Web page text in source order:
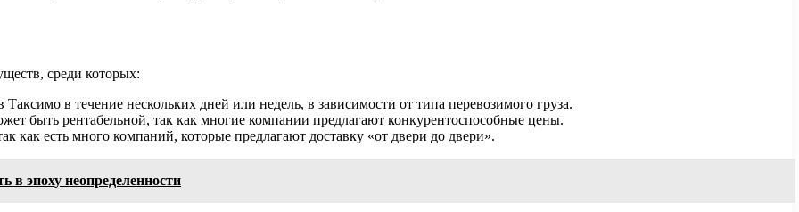
среди которых:
в течение нескольких дней или недель, в зависимости от типа перевозимого груза.
быть рентабельной, так как многие компании предлагают конкурентоспособные цены.
как есть много компаний, которые предлагают доставку «от двери до двери».
в эпоху неопределенности